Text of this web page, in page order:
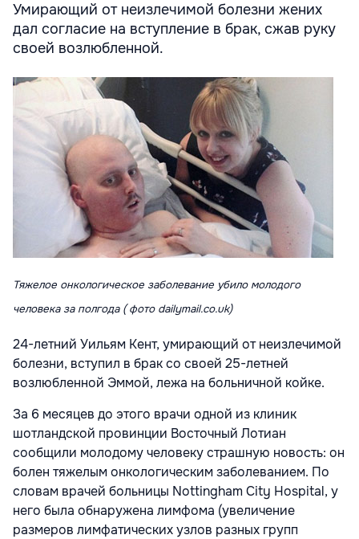
Умирающий от неизлечимой болезни жених
дал согласие на вступление в брак, сжав руку
своей возлюбленной.
Тяжелое онкологическое заболевание убило молодого
человека за полгода ( фото dailymail.co.uk)
24-летний Уильям Кент, умирающий от неизлечимой
болезни, вступил в брак со своей 25-летней
возлюбленной Эммой, лежа на больничной койке.
За 6 месяцев до этого врачи одной из клиник
шотландской провинции Восточный Лотиан
сообщили молодому человеку страшную новость: он
болен тяжелым онкологическим заболеванием. По
словам врачей больницы Nottingham City Hospital, у
него была обнаружена лимфома (увеличение
размеров лимфатических узлов разных групп